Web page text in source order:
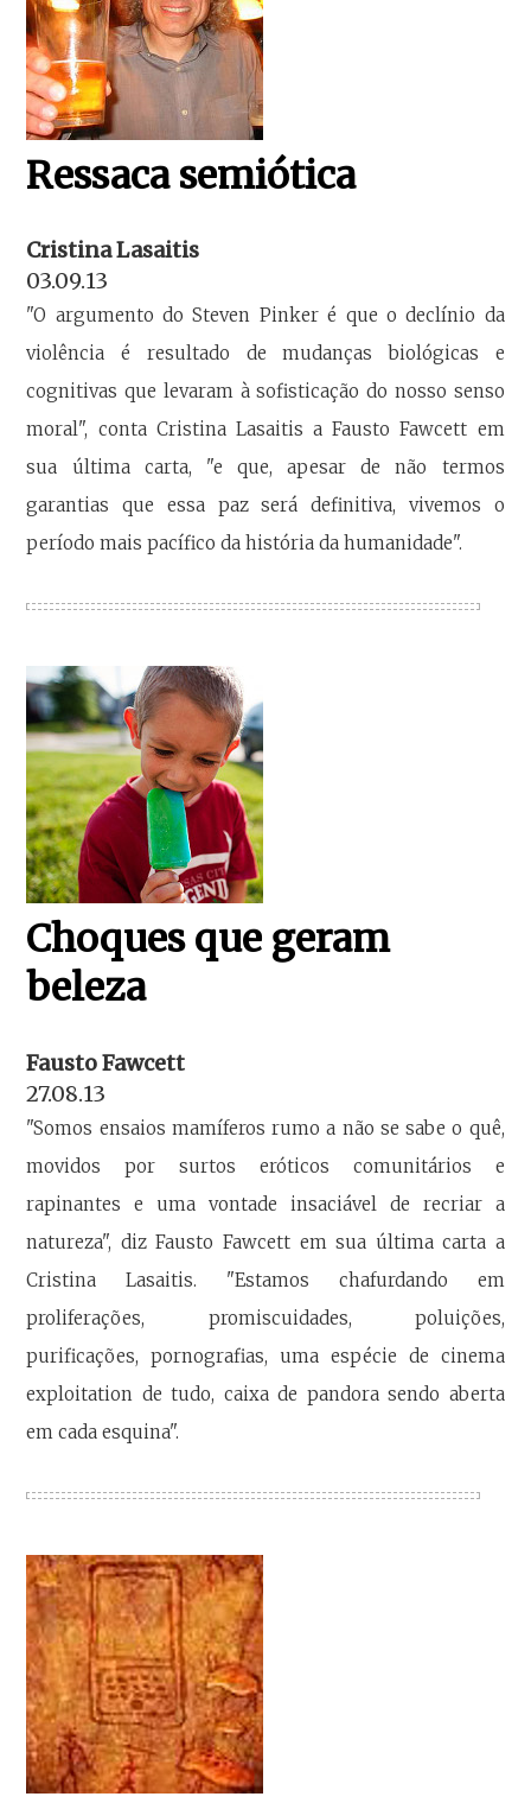
Ressaca semiótica
Cristina Lasaitis
03.09.13
"O argumento do Steven Pinker é que o declínio da
violência é resultado de mudanças biológicas e
cognitivas que levaram à sofisticação do nosso senso
moral", conta Cristina Lasaitis a Fausto Fawcett em
sua última carta, "e que, apesar de não termos
garantias que essa paz será definitiva, vivemos o
período mais pacífico da história da humanidade".
Choques que geram
beleza
Fausto Fawcett
27.08.13
"Somos ensaios mamíferos rumo a não se sabe o quê,
movidos por surtos eróticos comunitários e
rapinantes e uma vontade insaciável de recriar a
natureza", diz Fausto Fawcett em sua última carta a
Cristina Lasaitis. "Estamos chafurdando em
proliferações, promiscuidades, poluições,
purificações, pornografias, uma espécie de cinema
exploitation de tudo, caixa de pandora sendo aberta
em cada esquina".